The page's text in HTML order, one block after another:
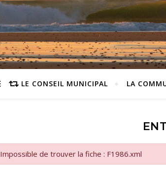
LE CONSEIL MUNICIPAL LA
Impossible de trouver la fiche : F1986.xml